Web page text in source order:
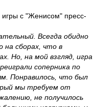
с "Женисом" пресс-
Всегда обидно
сборах, что в
Но, на мой взгляд, игра
соперника по
Понравилось, что был
мы требуем от
не получилось